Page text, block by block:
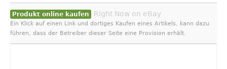
Produkt online kaufen Right Now on eBay
Ein Klick auf einen Link und dortiges Kaufen eines Artikels, kann dazu
führen, dass der Betreiber dieser Seite eine Provision erhält.